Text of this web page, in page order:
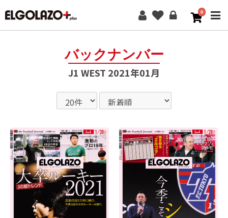
0
バックナンバー
J1 WEST 2021年01月